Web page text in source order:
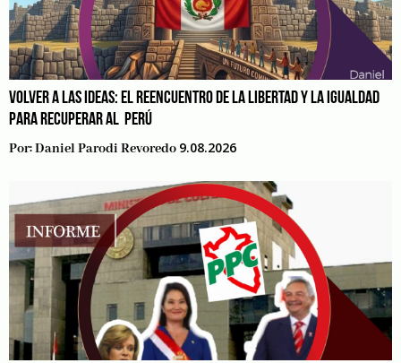
VOLVER A LAS IDEAS: EL REENCUENTRO DE LA LIBERTAD Y LA IGUALDAD
PARA RECUPERAR AL PERÚ
Por:Daniel Parodi Revoredo 9.08.2026